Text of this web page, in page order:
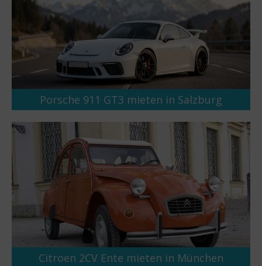
Porsche 911 GT3 mieten in Salzburg
Citroen 2CV Ente mieten in München